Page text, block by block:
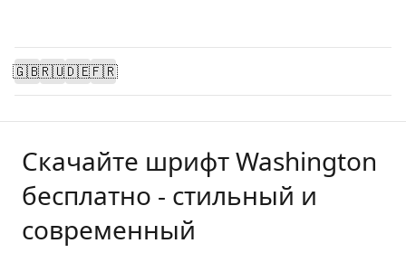
🇬🇧🇷🇺🇩🇪🇫🇷
Скачайте шрифт Washington
бесплатно - стильный и
современный